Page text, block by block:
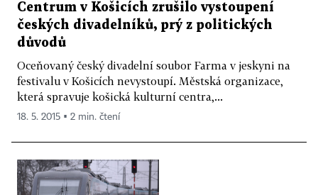
Centrum v Košicích zrušilo vystoupení
českých divadelníků, prý z politických
důvodů
Oceňovaný český divadelní soubor Farma v jeskyni na
festivalu v Košicích nevystoupí. Městská organizace,
která spravuje košická kulturní centra,...
18. 5. 2015 ▪ 2 min. čtení